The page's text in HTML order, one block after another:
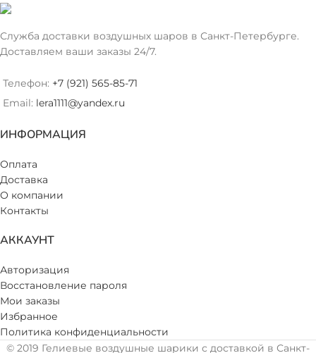
Служба доставки воздушных шаров в Санкт-Петербурге.
Доставляем ваши заказы 24/7.
Телефон: +7 (921) 565-85-71
Email: lera1111@yandex.ru
ИНФОРМАЦИЯ
Оплата
Доставка
О компании
Контакты
АККАУНТ
Авторизация
Восстановление пароля
Мои заказы
Избранное
Политика конфиденциальности
© 2019 Гелиевые воздушные шарики с доставкой в Санкт-